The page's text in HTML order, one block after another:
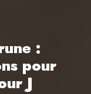
:
pour
J